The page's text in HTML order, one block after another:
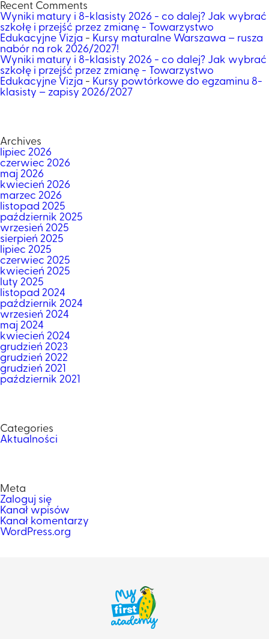
Recent Comments
Wyniki matury i 8-klasisty 2026 - co dalej? Jak wybrać
szkołę i przejść przez zmianę - Towarzystwo
Edukacyjne Vizja - Kursy maturalne Warszawa – rusza
nabór na rok 2026/2027!
Wyniki matury i 8-klasisty 2026 - co dalej? Jak wybrać
szkołę i przejść przez zmianę - Towarzystwo
Edukacyjne Vizja - Kursy powtórkowe do egzaminu 8-
klasisty – zapisy 2026/2027
Archives
lipiec 2026
czerwiec 2026
maj 2026
kwiecień 2026
marzec 2026
listopad 2025
październik 2025
wrzesień 2025
sierpień 2025
lipiec 2025
czerwiec 2025
kwiecień 2025
luty 2025
listopad 2024
październik 2024
wrzesień 2024
maj 2024
kwiecień 2024
grudzień 2023
grudzień 2022
grudzień 2021
październik 2021
Categories
Aktualności
Meta
Zaloguj się
Kanał wpisów
Kanał komentarzy
WordPress.org